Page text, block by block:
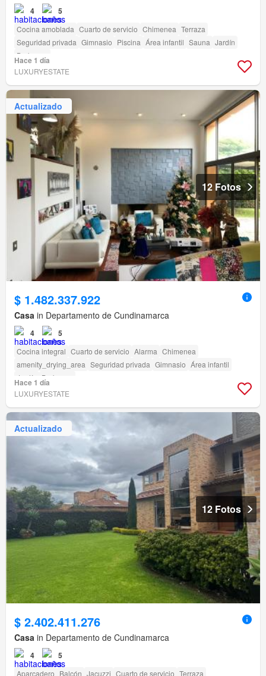
4 5
Cocina amoblada Cuarto de servicio Chimenea Terraza
Seguridad privada Gimnasio Piscina Área infantil Sauna Jardín
Barbecue
Hace 1 día
LUXURYESTATE
Actualizado
12 Fotos
$ 1.482.337.922
Casa in Departamento de Cundinamarca
4 5
Cocina integral Cuarto de servicio Alarma Chimenea
amenity_drying_area Seguridad privada Gimnasio Área infantil
Jardín
Barbecue
Hace 1 día
LUXURYESTATE
Actualizado
12 Fotos
$ 2.402.411.276
Casa in Departamento de Cundinamarca
4 5
Aparcadero Balcón Jacuzzi Cuarto de servicio Terraza